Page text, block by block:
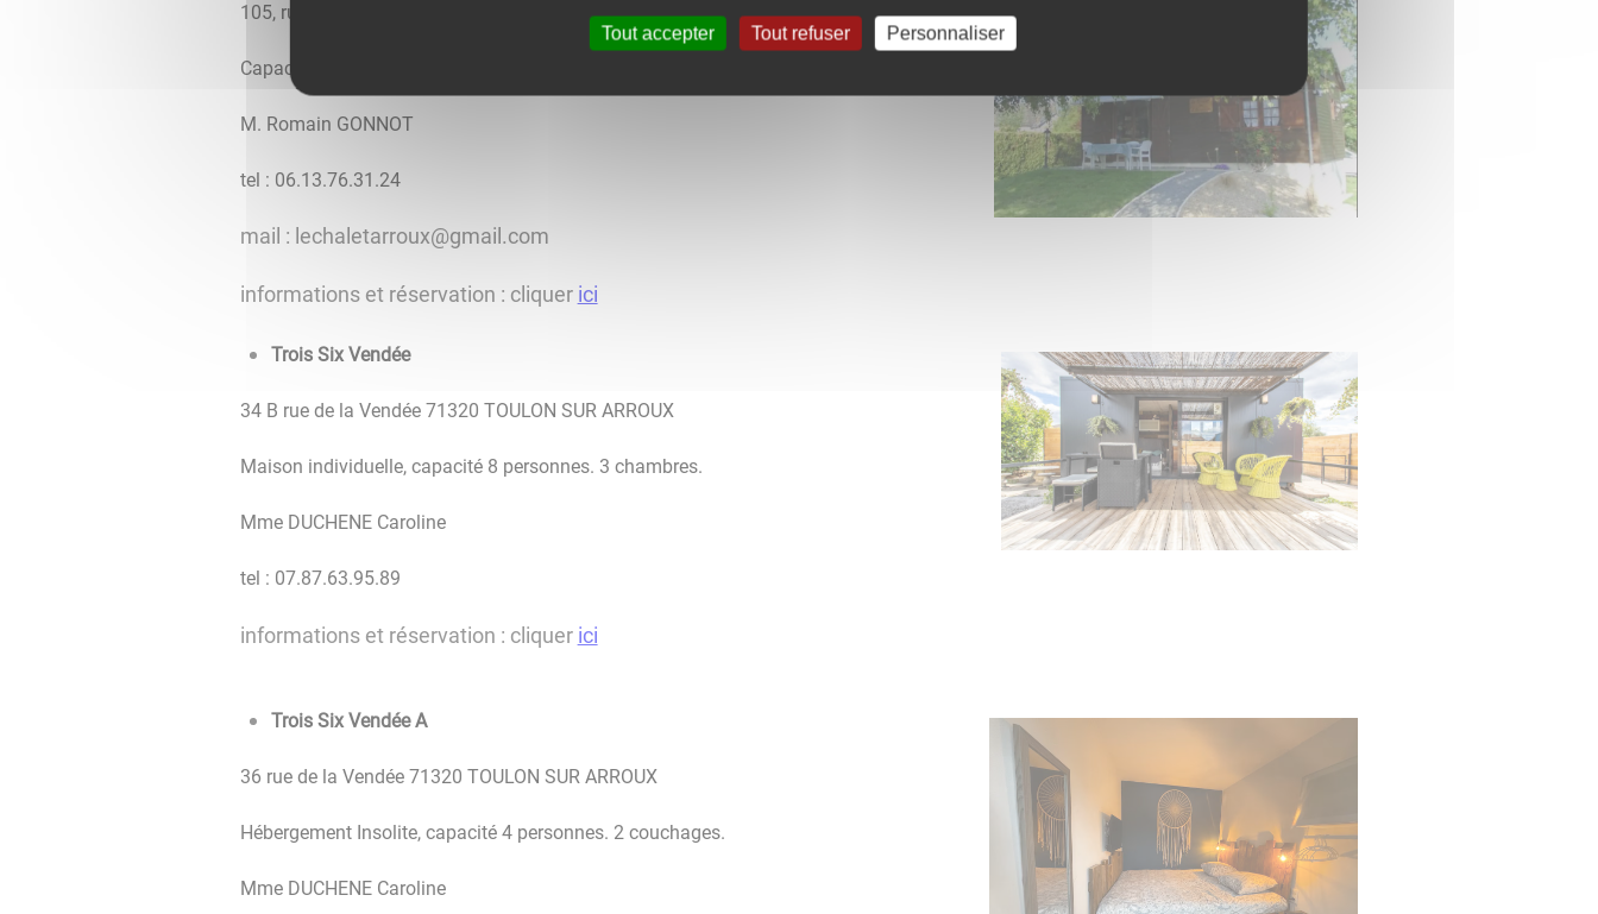
105, rue des Coffres Bas 71320 TOULON SUR ARROUX
Capacité : 4/6 personnes
M. Romain GONNOT
tel : 06.13.76.31.24
mail : lechaletarroux@gmail.com
informations et réservation : cliquer ici
Trois Six Vendée
34 B rue de la Vendée 71320 TOULON SUR ARROUX
Maison individuelle, capacité 8 personnes. 3 chambres.
Mme DUCHENE Caroline
tel : 07.87.63.95.89
informations et réservation : cliquer ici
Trois Six Vendée A
36 rue de la Vendée 71320 TOULON SUR ARROUX
Hébergement Insolite, capacité 4 personnes. 2 couchages.
Mme DUCHENE Caroline
Tout accepter Tout refuser Personnaliser